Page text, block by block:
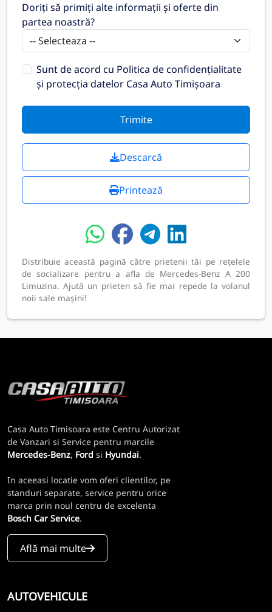
Doriți să primiți alte informații și oferte din
partea noastră?
Sunt de acord cu Politica de confidențialitate
și protecția datelor Casa Auto Timișoara
Trimite
Descarcă
Printează
Distribuie această pagină către prietenii tăi pe rețelele
de socializare pentru a afla de Mercedes-Benz A 200
Limuzina. Ajută un prieten să fie mai repede la volanul
noii sale mașini!
Casa Auto Timisoara este Centru Autorizat
de Vanzari si Service pentru marcile
Mercedes-Benz, Ford si Hyundai.
In aceeasi locatie vom oferi clientilor, pe
standuri separate, service pentru orice
marca prin noul centru de excelenta
Bosch Car Service.
Află mai multe
AUTOVEHICULE